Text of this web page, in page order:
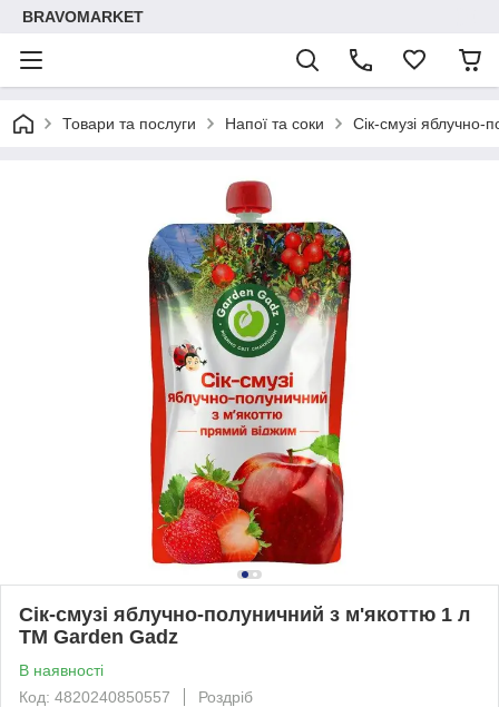
BRAVOMARKET
Товари та послуги Напої та соки Сік-смузі
Сік-смузі яблучно-полуничний з м'якоттю 1 л
ТМ Garden Gadz
В наявності
Код: 4820240850557
Роздріб